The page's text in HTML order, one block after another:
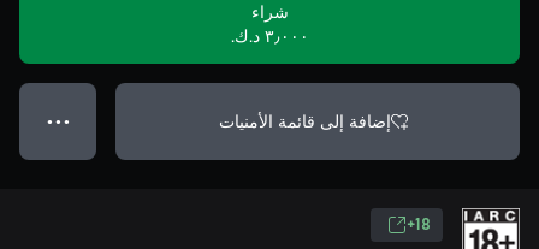
شراء
٣٫٠٠٠ د.ك.‏
إضافة إلى قائمة الأمنيات ● ● ●
18+